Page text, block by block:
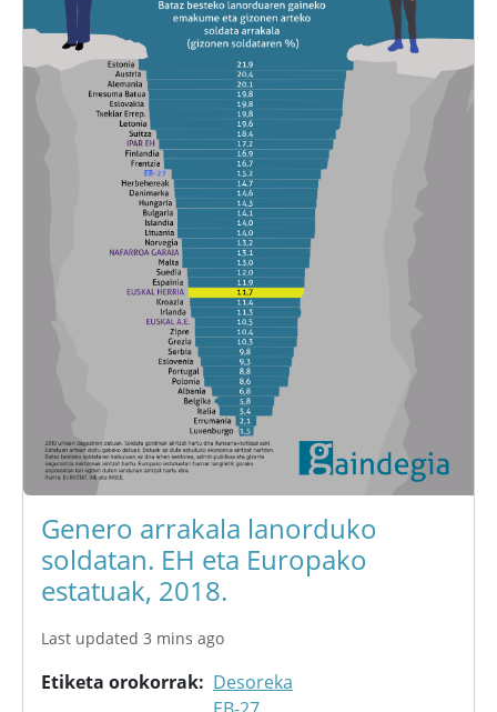
Genero arrakala lanorduko
soldatan. EH eta Europako
estatuak, 2018.
Last updated 3 mins ago
Etiketa orokorrak
Desoreka